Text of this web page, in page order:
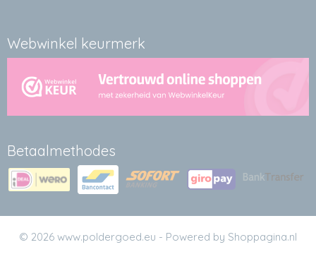
Webwinkel keurmerk
Betaalmethodes
© 2026 www.poldergoed.eu - Powered by Shoppagina.nl